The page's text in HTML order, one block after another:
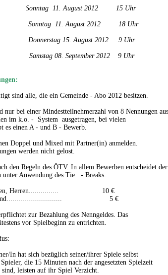
Sonntag 11. August 2012 15 Uhr
Sonntag 11. August 2012 18 Uhr
Donnerstag 15. August 2012 9 Uhr
Samstag 08. September 2012 9 Uhr
sind alle, die ein Gemeinde - Abo 2012 besitzen.
bei einer Mindestteilnehmerzahl von 8 Nennungen
k.o. - System ausgetragen, bei vielen
einen A - und B - Bewerb.
Doppel und Mixed mit Partner(in)
werden nicht gelost.
Regeln des ÖTV. In allem Bewerben entscheidet
Anwendung des Tie - Breaks.
Herren............... 10 €
5 €
zur Bezahlung des Nenngeldes. Das
vor Spielbeginn zu entrichten.
hat sich bezüglich seiner/ihrer Spiele selbst
die 15 Minuten nach der angesetzten Spielzeit
leisten auf ihr Spiel Verzicht.